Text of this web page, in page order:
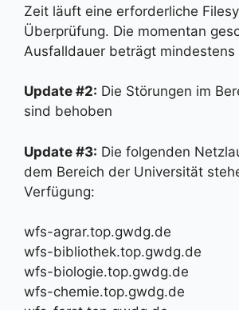
Zeit läuft eine erforderliche
Überprüfung. Die momentan
Ausfalldauer beträgt mindestens
Update #2: Die Störungen im
sind behoben
Update #3: Die folgenden
dem Bereich der Universität
Verfügung:
wfs-agrar.top.gwdg.de
wfs-bibliothek.top.gwdg.de
wfs-biologie.top.gwdg.de
wfs-chemie.top.gwdg.de